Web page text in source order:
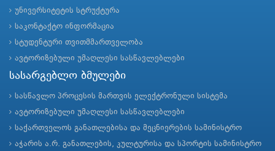
უნივერსიტეტის სტრუქტურა
საკონტაქტო ინფორმაცია
სტუდენტური თვითმმართველობა
ავტორიზებული უმაღლესი სასწავლებლები
სასარგებლო ბმულები
სასწავლო პროცესის მართვის ელექტრონული სისტემა
ავტორიზებული უმაღლესი სასწავლებლები
საქართველოს განათლებისა და მეცნიერების სამინისტრო
აჭარის ა.რ. განათლების, კულტურისა და სპორტის სამინისტრო